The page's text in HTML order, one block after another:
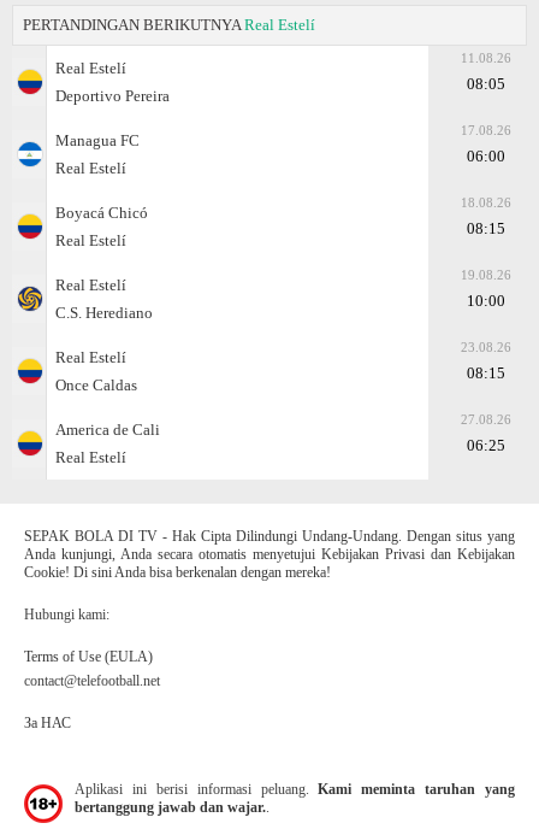
PERTANDINGAN BERIKUTNYA Real Estelí
Real Estelí
Deportivo Pereira
11.08.26
08:05
Managua FC
Real Estelí
17.08.26
06:00
Boyacá Chicó
Real Estelí
18.08.26
08:15
Real Estelí
C.S. Herediano
19.08.26
10:00
Real Estelí
Once Caldas
23.08.26
08:15
America de Cali
Real Estelí
27.08.26
06:25
SEPAK BOLA DI TV - Hak Cipta Dilindungi Undang-Undang. Dengan situs yang
Anda kunjungi, Anda secara otomatis menyetujui Kebijakan Privasi dan Kebijakan
Cookie! Di sini Anda bisa berkenalan dengan mereka!
Hubungi kami:
Terms of Use (EULA)
contact@telefootball.net
За НАС
Aplikasi ini berisi informasi peluang.Kami meminta taruhan yang
bertanggung jawab dan wajar.